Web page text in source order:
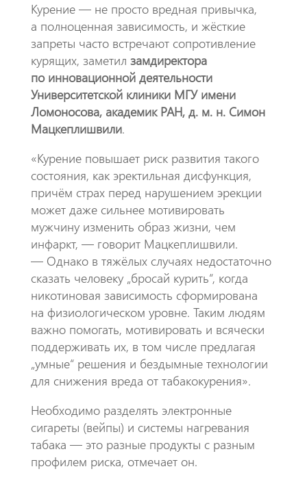
Курение — не просто вредная привычка,
а полноценная зависимость, и жёсткие
запреты часто встречают сопротивление
курящих, заметил замдиректора
по инновационной деятельности
Университетской клиники МГУ имени
Ломоносова, академик РАН, д. м. н. Симон
Мацкеплишвили.
«Курение повышает риск развития такого
состояния, как эректильная дисфункция,
причём страх перед нарушением эрекции
может даже сильнее мотивировать
мужчину изменить образ жизни, чем
инфаркт, — говорит Мацкеплишвили.
— Однако в тяжёлых случаях недостаточно
сказать человеку „бросай курить“, когда
никотиновая зависимость сформирована
на физиологическом уровне. Таким людям
важно помогать, мотивировать и всячески
поддерживать их, в том числе предлагая
„умные“ решения и бездымные технологии
для снижения вреда от табакокурения».
Необходимо разделять электронные
сигареты (вейпы) и системы нагревания
табака — это разные продукты с разным
профилем риска, отмечает он.